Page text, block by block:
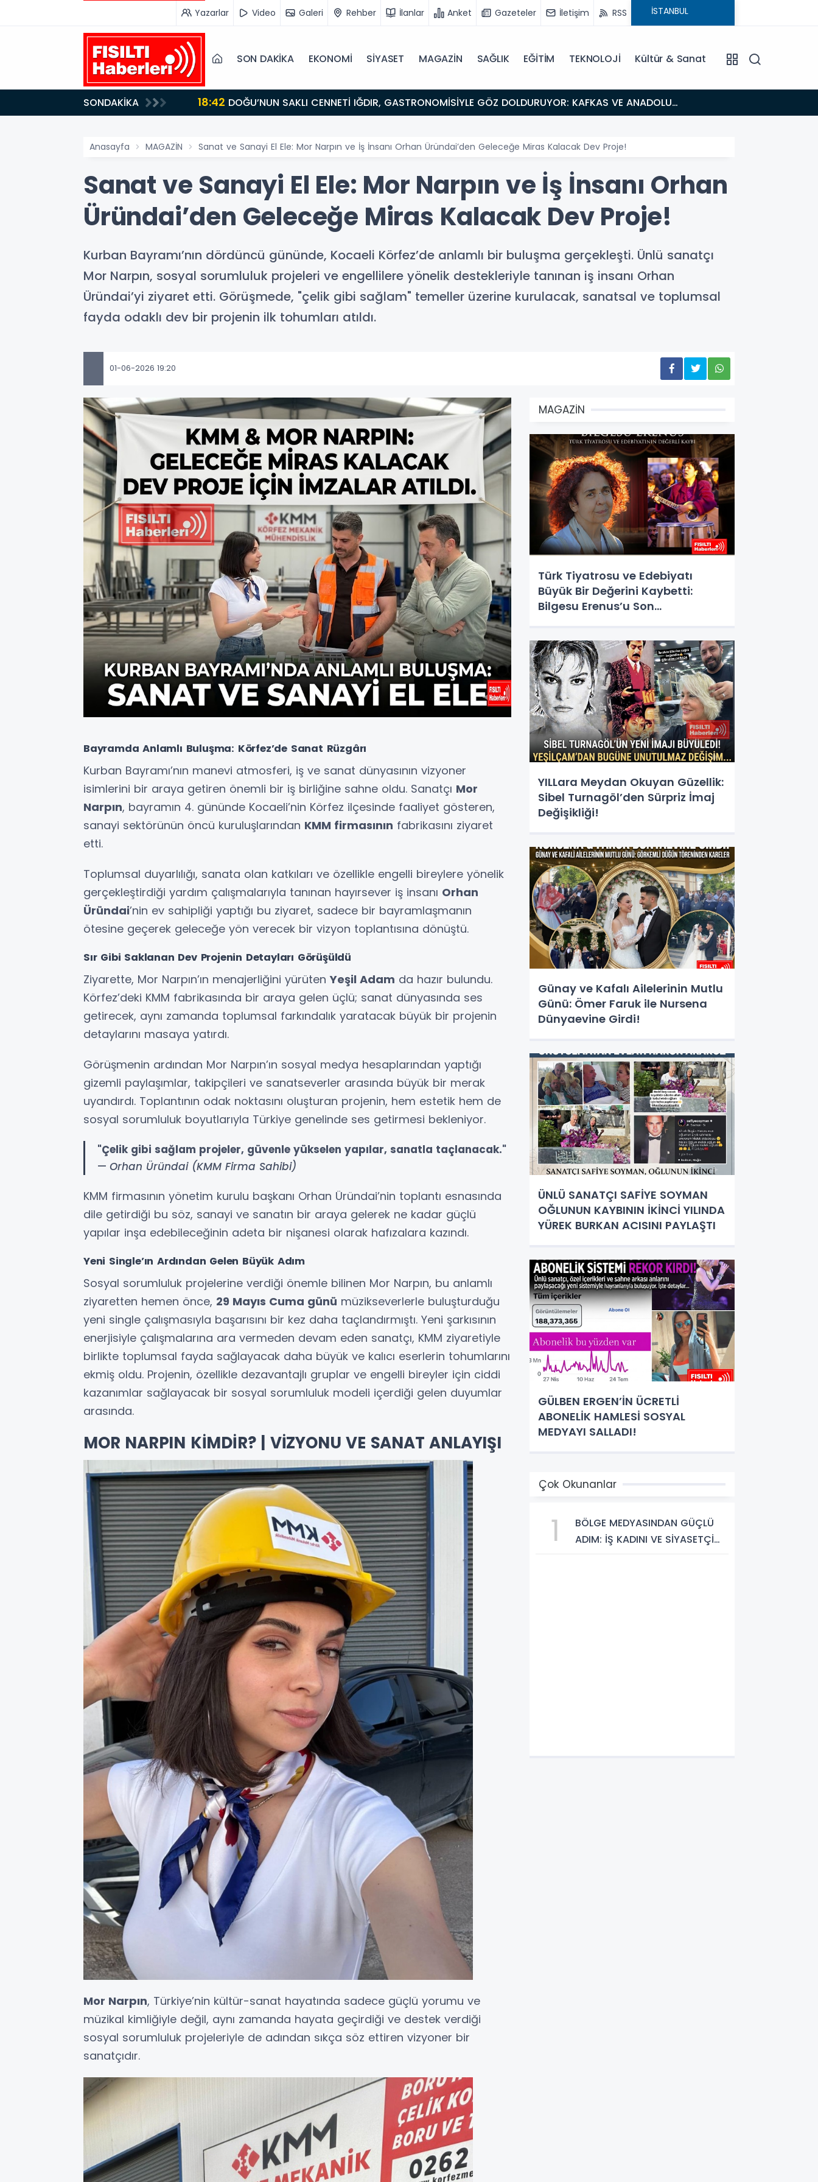
Yazarlar Video Galeri Rehber İlanlar Anket Gazeteler İletişim RSS
SON DAKİKA EKONOMİ SİYASET MAGAZİN SAĞLIK EĞİTİM TEKNOLOJİ Kültür & Sanat
SONDAKİKA 18:42
KÜLTÜRÜNÜN BULUŞMA NOKTASI
Anasayfa MAGAZİN Sanat ve Sanayi El Ele: Mor Narpın ve İş İnsanı Orhan Üründai’den Geleceğe Miras Kalacak Dev Proje!
Sanat ve Sanayi El Ele: Mor Narpın ve İş İnsanı Orhan
Üründai’den Geleceğe Miras Kalacak Dev Proje!
Kurban Bayramı’nın dördüncü gününde, Kocaeli Körfez’de anlamlı bir buluşma gerçekleşti. Ünlü sanatçı
Mor Narpın, sosyal sorumluluk projeleri ve engellilere yönelik destekleriyle tanınan iş insanı Orhan
Üründai’yi ziyaret etti. Görüşmede, "çelik gibi sağlam" temeller üzerine kurulacak, sanatsal ve toplumsal
fayda odaklı dev bir projenin ilk tohumları atıldı.
01-06-2026 19:20
Bayramda Anlamlı Buluşma: Körfez’de Sanat Rüzgârı
Kurban Bayramı’nın manevi atmosferi, iş ve sanat dünyasının vizyoner
isimlerini bir araya getiren önemli bir iş birliğine sahne oldu. Sanatçı Mor
Narpın, bayramın 4. gününde Kocaeli’nin Körfez ilçesinde faaliyet gösteren,
sanayi sektörünün öncü kuruluşlarından KMM firmasının fabrikasını ziyaret
etti.
Toplumsal duyarlılığı, sanata olan katkıları ve özellikle engelli bireylere yönelik
gerçekleştirdiği yardım çalışmalarıyla tanınan hayırsever iş insanı Orhan
Üründai’nin ev sahipliği yaptığı bu ziyaret, sadece bir bayramlaşmanın
ötesine geçerek geleceğe yön verecek bir vizyon toplantısına dönüştü.
Sır Gibi Saklanan Dev Projenin Detayları Görüşüldü
Ziyarette, Mor Narpın’ın menajerliğini yürüten Yeşil Adam da hazır bulundu.
Körfez’deki KMM fabrikasında bir araya gelen üçlü; sanat dünyasında ses
getirecek, aynı zamanda toplumsal farkındalık yaratacak büyük bir projenin
detaylarını masaya yatırdı.
Görüşmenin ardından Mor Narpın’ın sosyal medya hesaplarından yaptığı
gizemli paylaşımlar, takipçileri ve sanatseverler arasında büyük bir merak
uyandırdı. Toplantının odak noktasını oluşturan projenin, hem estetik hem de
sosyal sorumluluk boyutlarıyla Türkiye genelinde ses getirmesi bekleniyor.
"Çelik gibi sağlam projeler, güvenle yükselen yapılar, sanatla taçlanacak."
— Orhan Üründai (KMM Firma Sahibi)
KMM firmasının yönetim kurulu başkanı Orhan Üründai’nin toplantı esnasında
dile getirdiği bu söz, sanayi ve sanatın bir araya gelerek ne kadar güçlü
yapılar inşa edebileceğinin adeta bir nişanesi olarak hafızalara kazındı.
Yeni Single’ın Ardından Gelen Büyük Adım
Sosyal sorumluluk projelerine verdiği önemle bilinen Mor Narpın, bu anlamlı
ziyaretten hemen önce, 29 Mayıs Cuma günü müzikseverlerle buluşturduğu
yeni single çalışmasıyla başarısını bir kez daha taçlandırmıştı. Yeni şarkısının
enerjisiyle çalışmalarına ara vermeden devam eden sanatçı, KMM ziyaretiyle
birlikte toplumsal fayda sağlayacak daha büyük ve kalıcı eserlerin tohumlarını
ekmiş oldu. Projenin, özellikle dezavantajlı gruplar ve engelli bireyler için ciddi
kazanımlar sağlayacak bir sosyal sorumluluk modeli içerdiği gelen duyumlar
arasında.
MOR NARPIN KİMDİR? | VİZYONU VE SANAT ANLAYIŞI
Mor Narpın, Türkiye’nin kültür-sanat hayatında sadece güçlü yorumu ve
müzikal kimliğiyle değil, aynı zamanda hayata geçirdiği ve destek verdiği
sosyal sorumluluk projeleriyle de adından sıkça söz ettiren vizyoner bir
sanatçıdır.
MAGAZİN
Türk Tiyatrosu ve Edebiyatı
Büyük Bir Değerini Kaybetti:
Bilgesu Erenus’u Son
YILLara Meydan Okuyan Güzellik:
Sibel Turnagöl’den Sürpriz İmaj
Değişikliği!
Günay ve Kafalı Ailelerinin Mutlu
Günü: Ömer Faruk ile Nursena
Dünyaevine Girdi!
ÜNLÜ SANATÇI SAFİYE SOYMAN
OĞLUNUN KAYBININ İKİNCİ YILINDA
YÜREK BURKAN ACISINI PAYLAŞTI
GÜLBEN ERGEN’İN ÜCRETLİ
ABONELİK HAMLESİ SOSYAL
MEDYAYI SALLADI!
Çok Okunanlar
1
BÖLGE MEDYASINDAN GÜÇLÜ
ADIM: İŞ KADINI VE SİYASETÇİ